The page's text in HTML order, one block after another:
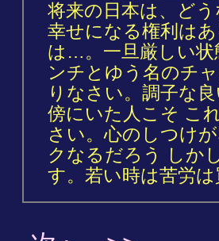
将来の日本は、ど
幸せになる権利は
は…。一旦厳しい状
ンチとゆう名のチ
りなさい。調子な
傍にいた人こそ こ
さい。心のしつけ
クなるだろう しか
す。若い時は苦労